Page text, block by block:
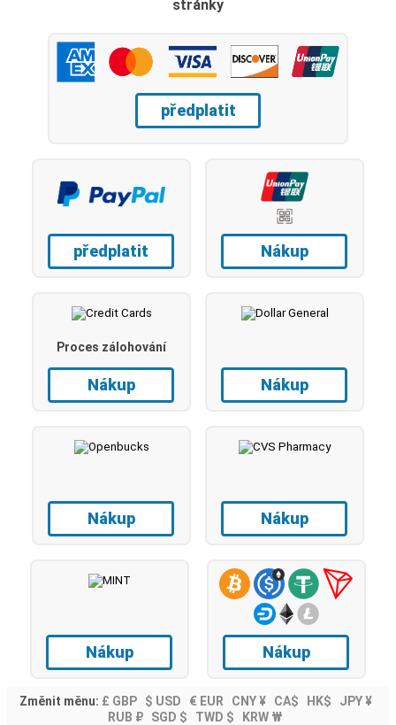
stránky
předplatit
předplatit Nákup
Proces zálohování
Nákup Nákup
Nákup Nákup
Nákup Nákup
Změnit měnu: £ GBP $ USD € EUR CNY ¥ CA$ HK$
JPY ¥
RUB ₽
SGD $ TWD $ KRW ₩